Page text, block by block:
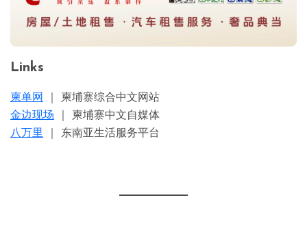
Links
柬单网
｜ 柬埔寨综合中文网站
金边现场 ｜ 柬埔寨中文自媒体
八万里 ｜ 东南亚生活服务平台